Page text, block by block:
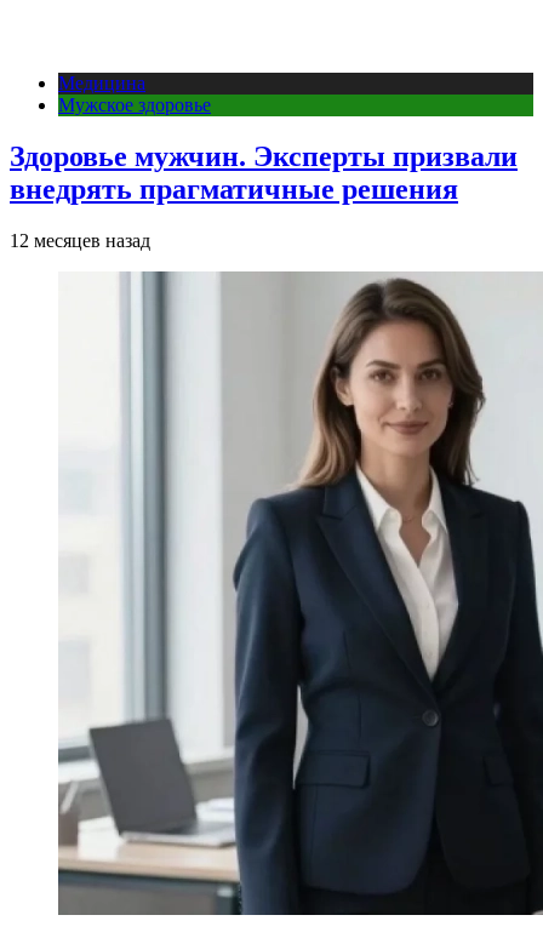
Медицина
Мужское здоровье
Здоровье мужчин. Эксперты призвали
внедрять прагматичные решения
12 месяцев назад